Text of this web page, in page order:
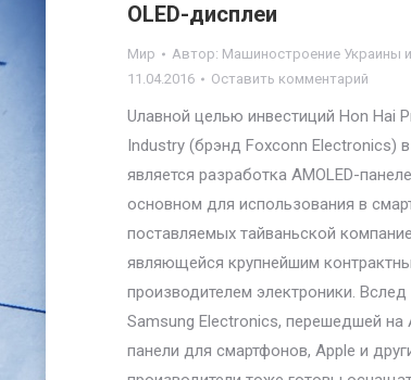
OLED-дисплеи
Мир Автор: Машиностроение Украины
11.04.2016
Оставить комментарий
Uлавной целью инвестиций Hon Hai
Industry (брэнд Foxconn Electronics)
является разработка AMOLED-
основном для использования в
поставляемых тайваньской
являющейся крупнейшим
производителем электроники. Вслед
Samsung Electronics, перешедшей на
панели для смартфонов, Apple и